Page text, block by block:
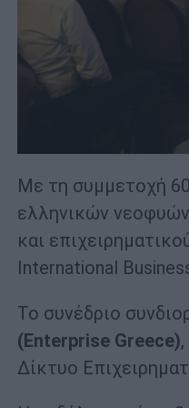
Με τη συμμετοχή
ελληνικών
και
International
Το συνέδριο
(Enterprise Greece)
Δίκτυο